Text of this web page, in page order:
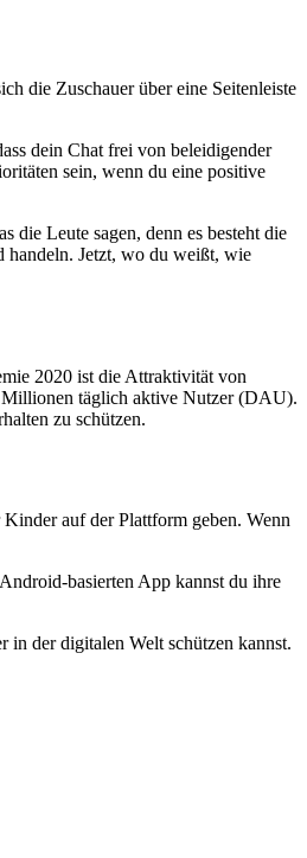
die Zuschauer über eine Seitenleiste
dein Chat frei von beleidigender
sein, wenn du eine positive
Leute sagen, denn es besteht die
handeln. Jetzt, wo du weißt, wie
2020 ist die Attraktivität von
Millionen täglich aktive Nutzer (DAU).
zu schützen.
auf der Plattform geben. Wenn
basierten App kannst du ihre
in der digitalen Welt schützen kannst.